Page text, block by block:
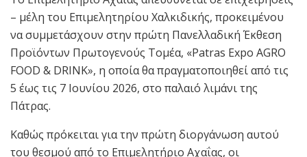
– μέλη του Επιμελητηρίου Χαλκιδικής, προκειμένου
να συμμετάσχουν στην πρώτη Πανελλαδική Έκθεση
Προϊόντων Πρωτογενούς Τομέα, «Patras Expo AGRO
FOOD & DRINK», η οποία θα πραγματοποιηθεί από τις
5 έως τις 7 Ιουνίου 2026, στο παλαιό λιμάνι της
Πάτρας.
Καθώς πρόκειται για την πρώτη διοργάνωση αυτού
του θεσμού από το Επιμελητήριο Αχαΐας, οι